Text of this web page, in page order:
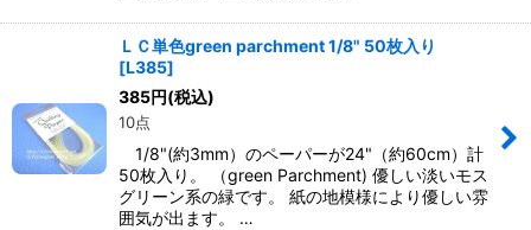
ＬＣ単色green parchment 1/8" 50枚入り
[L385]
385円(税込)
10点
1/8"(約3mm）のペーパーが24"（約60cm）計
50枚入り。 （green Parchment) 優しい淡いモス
グリーン系の緑です。 紙の地模様により優しい雰
囲気が出ます。 …